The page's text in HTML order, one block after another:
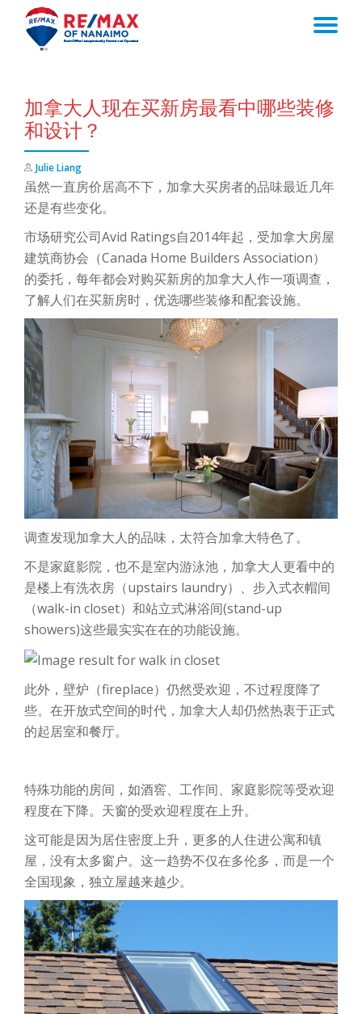
加拿大人现在买新房最看中哪些装修
和设计？
Julie Liang
虽然一直房价居高不下，加拿大买房者的品味最近几年
还是有些变化。
市场研究公司Avid Ratings自2014年起，受加拿大房屋
建筑商协会（Canada Home Builders Association）
的委托，每年都会对购买新房的加拿大人作一项调查，
了解人们在买新房时，优选哪些装修和配套设施。
调查发现加拿大人的品味，太符合加拿大特色了。
不是家庭影院，也不是室内游泳池，加拿大人更看中的
是楼上有洗衣房（upstairs laundry）、步入式衣帽间
（walk-in closet）和站立式淋浴间(stand-up
showers)这些最实实在在的功能设施。
此外，壁炉（fireplace）仍然受欢迎，不过程度降了
些。在开放式空间的时代，加拿大人却仍然热衷于正式
的起居室和餐厅。
特殊功能的房间，如酒窖、工作间、家庭影院等受欢迎
程度在下降。天窗的受欢迎程度在上升。
这可能是因为居住密度上升，更多的人住进公寓和镇
屋，没有太多窗户。这一趋势不仅在多伦多，而是一个
全国现象，独立屋越来越少。